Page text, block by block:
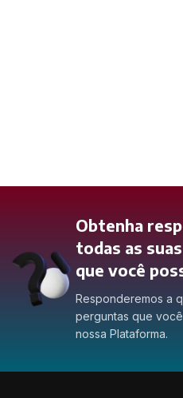
Obtenha
todas as
que você
Responderemos a
perguntas que
nossa Plataforma.